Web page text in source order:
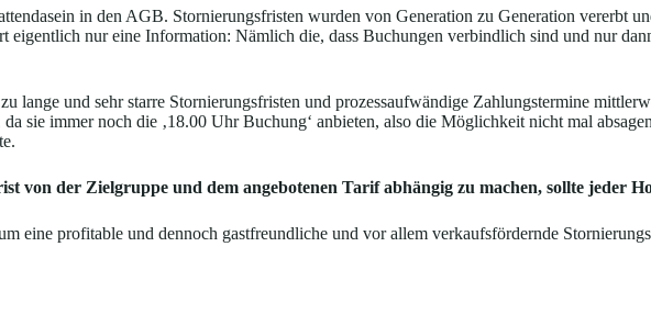
in den AGB. Stornierungsfristen wurden von Generation zu Generation vererbt
eigentlich nur eine Information: Nämlich die, dass Buchungen verbindlich sind und nur
lange und sehr starre Stornierungsfristen und prozessaufwändige Zahlungstermine
sie immer noch die ‚18.00 Uhr Buchung‘ anbieten, also die Möglichkeit nicht mal
von der Zielgruppe und dem angebotenen Tarif abhängig zu machen, sollte jeder
eine profitable und dennoch gastfreundliche und vor allem verkaufsfördernde